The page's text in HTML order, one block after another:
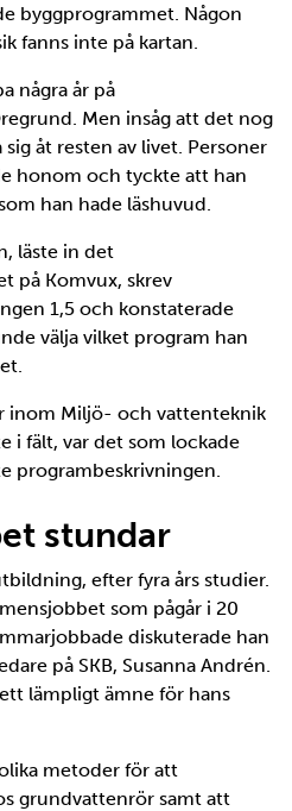
byggprogrammet. Någon
fanns inte på kartan.
några år på
Men insåg att det nog
åt resten av livet. Personer
honom och tyckte att han
han hade läshuvud.
läste in det
på Komvux, skrev
1,5 och konstaterade
välja vilket program han
inom Miljö- och vattenteknik
i fält, var det som lockade
programbeskrivningen.
stundar
efter fyra års studier.
som pågår i 20
diskuterade han
på SKB, Susanna Andrén.
lämpligt ämne för hans
metoder för att
grundvattenrör samt att